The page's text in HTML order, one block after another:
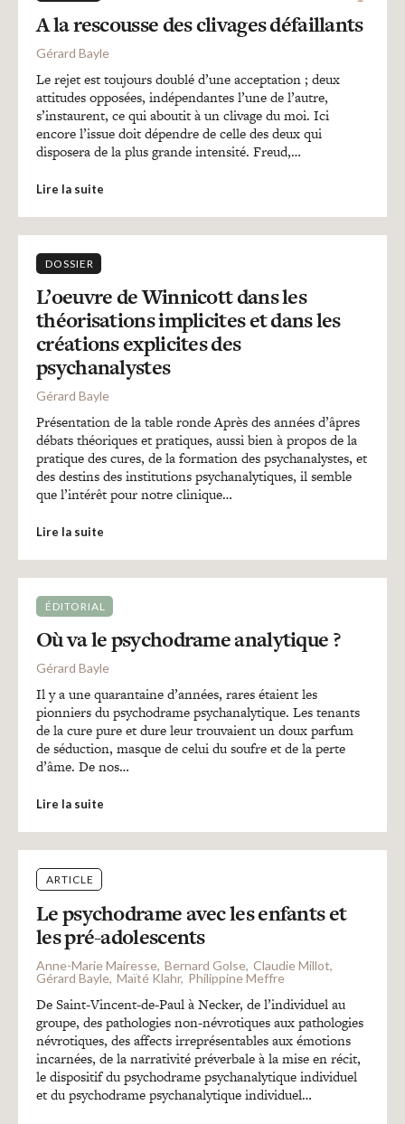
A la rescousse des clivages défaillants
Gérard Bayle
Le rejet est toujours doublé d’une acceptation ; deux
attitudes opposées, indépendantes l’une de l’autre,
s’instaurent, ce qui aboutit à un clivage du moi. Ici
encore l’issue doit dépendre de celle des deux qui
disposera de la plus grande intensité. Freud,…
Lire la suite
ÉDITORIAL
Où va le psychodrame analytique ?
Gérard Bayle
Il y a une quarantaine d’années, rares étaient les
pionniers du psychodrame psychanalytique. Les tenants
de la cure pure et dure leur trouvaient un doux parfum
de séduction, masque de celui du soufre et de la perte
d’âme. De nos…
Lire la suite
ARTICLE
Le psychodrame avec les enfants et
les pré-adolescents
Anne-Marie Mairesse Bernard Golse Claudie Millot
Gérard Bayle Maïté Klahr Philippine Meffre
De Saint-Vincent-de-Paul à Necker, de l’individuel au
groupe, des pathologies non-névrotiques aux pathologies
névrotiques, des affects irreprésentables aux émotions
incarnées, de la narrativité préverbale à la mise en récit,
le dispositif du psychodrame psychanalytique individuel
et du psychodrame psychanalytique individuel…
DOSSIER
L’oeuvre de Winnicott dans les
théorisations implicites et dans les
créations explicites des
psychanalystes
Gérard Bayle
Présentation de la table ronde Après des années d’âpres
débats théoriques et pratiques, aussi bien à propos de la
pratique des cures, de la formation des psychanalystes, et
des destins des institutions psychanalytiques, il semble
que l’intérêt pour notre clinique…
Lire la suite